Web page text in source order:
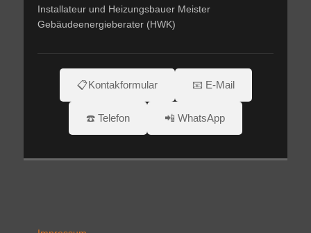
Installateur und Heizungsbauer Meister
Gebäudeenergieberater (HWK)
📋Kontakformular 📧 E-Mail
☎️ Telefon 📲 WhatsApp